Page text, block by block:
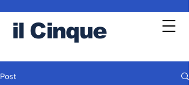
il Cinque
Post